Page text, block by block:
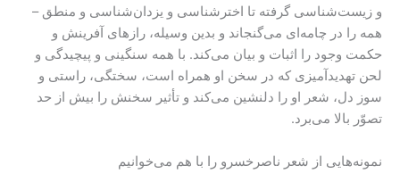
و زیست‌شناسی گرفته تا اخترشناسی و یزدان‌شناسی و منطق –
همه را در چامه‌ای می‌گنجاند و بدین وسیله، رازهای آفرینش و
حکمت وجود را اثبات و بیان می‌کند. با همه‌ سنگینی و پیچیدگی و
لحن تهدیدآمیزی که در سخن او همراه است، سختگی، راستی و
سوز دل، شعر او را دلنشین می‌کند و تأثیر سخنش را بیش از حد
تصوّر بالا می‌برد.
نمونه‌هایی از شعر ناصرخسرو را با هم می‌خوانیم